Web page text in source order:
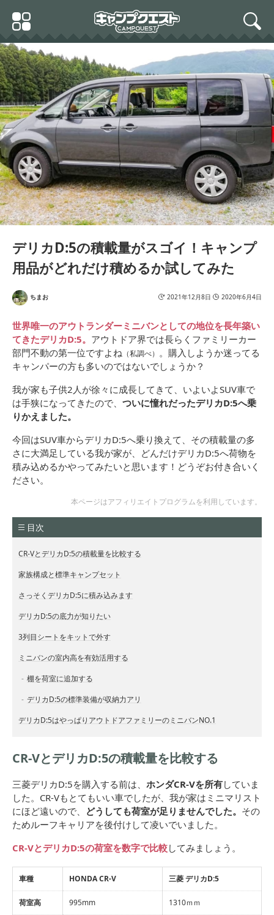
Primary
Menu
search
デリカD:5の積載量がスゴイ！キャンプ
用品がどれだけ積めるか試してみた
ちまお 2021年12月8日 2020年6月4日
世界唯一のアウトランダーミニバンとしての地位を長年築い
てきたデリカD:5。 アウトドア界では長らくファミリーカー
部門不動の第一位ですよね （私調べ） 。購入しようか迷ってる
キャンパーの方も多いのではないでしょうか？
我が家も子供2人が徐々に成長してきて、いよいよSUV車で
は手狭になってきたので、 ついに憧れだったデリカD:5へ乗
りかえました。
今回はSUV車からデリカD:5へ乗り換えて、その積載量の多
さに大満足している我が家が、どんだけデリカD:5へ荷物を
積み込めるかやってみたいと思います！どうぞお付き合いく
ださい。
本ページはアフィリエイトプログラムを利用しています。
目次
CR-VとデリカD:5の積載量を比較する
家族構成と標準キャンプセット
さっそくデリカD:5に積み込みます
デリカD:5の底力が知りたい
3列目シートをキットで外す
ミニバンの室内高を有効活用する
棚を荷室に追加する
デリカD:5の標準装備が収納力アリ
デリカD:5はやっぱりアウトドアファミリーのミニバンNO.1
CR-VとデリカD:5の積載量を比較する
三菱デリカD:5を購入する前は、 ホンダCR-Vを所有していま
した。CR-Vもとてもいい車でしたが、我が家はミニマリスト
にほど遠いので、 どうしても荷室が足りませんでした。 その
ためルーフキャリアを後付けして凌いでいました。
CR-VとデリカD:5の荷室を数字で比較してみましょう。
車種 HONDA CR-V 三菱 デリカD:5
荷室高 995mm 1310ｍｍ